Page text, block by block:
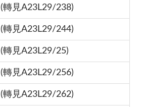
(轉見A23L29/238)
(轉見A23L29/244)
(轉見A23L29/25)
(轉見A23L29/256)
(轉見A23L29/262)